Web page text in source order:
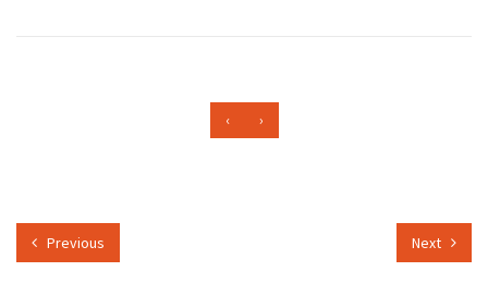
‹ ›
Previous Next